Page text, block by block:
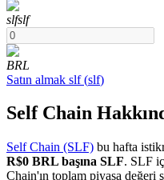
COIN-M Vadeli
slfslf
BRL
Satın almak slf(slf)
Self Chain
Self Chain (SLF) bu hafta
R$0 BRL başına SLF. SLF
Chain'ın toplam piyasa